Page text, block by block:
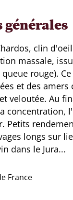
clin
massale,
rouge).
et des
veloutée. Au
concentration,
Petits
longs sur
dans le Jura...
France